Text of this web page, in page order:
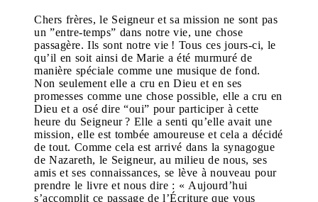
Chers frères, le Seigneur et sa mission ne sont pas
un ”entre-temps” dans notre vie, une chose
passagère. Ils sont notre vie ! Tous ces jours-ci, le
qu’il en soit ainsi de Marie a été murmuré de
manière spéciale comme une musique de fond.
Non seulement elle a cru en Dieu et en ses
promesses comme une chose possible, elle a cru en
Dieu et a osé dire “oui” pour participer à cette
heure du Seigneur ? Elle a senti qu’elle avait une
mission, elle est tombée amoureuse et cela a décidé
de tout. Comme cela est arrivé dans la synagogue
de Nazareth, le Seigneur, au milieu de nous, ses
amis et ses connaissances, se lève à nouveau pour
prendre le livre et nous dire : « Aujourd’hui
s’accomplit ce passage de l’Écriture que vous